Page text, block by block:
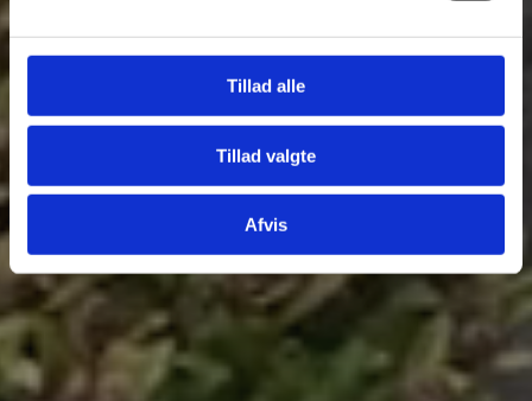
Tillad alle
Tillad valgte
Afvis